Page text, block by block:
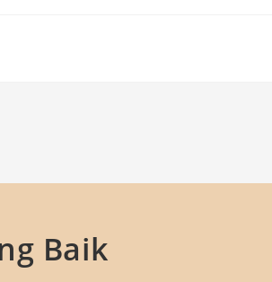
Baik